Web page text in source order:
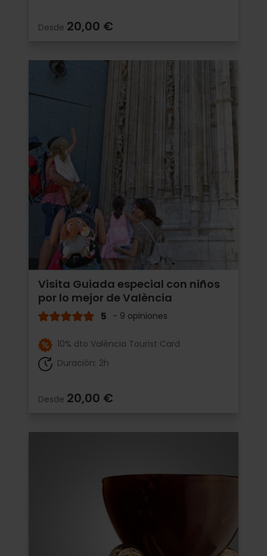
Desde 20,00 €
Visita Guiada especial con niños
por lo mejor de València
5 - 9 opiniones
10% dto València Tourist Card
Duración: 2h
Desde 20,00 €